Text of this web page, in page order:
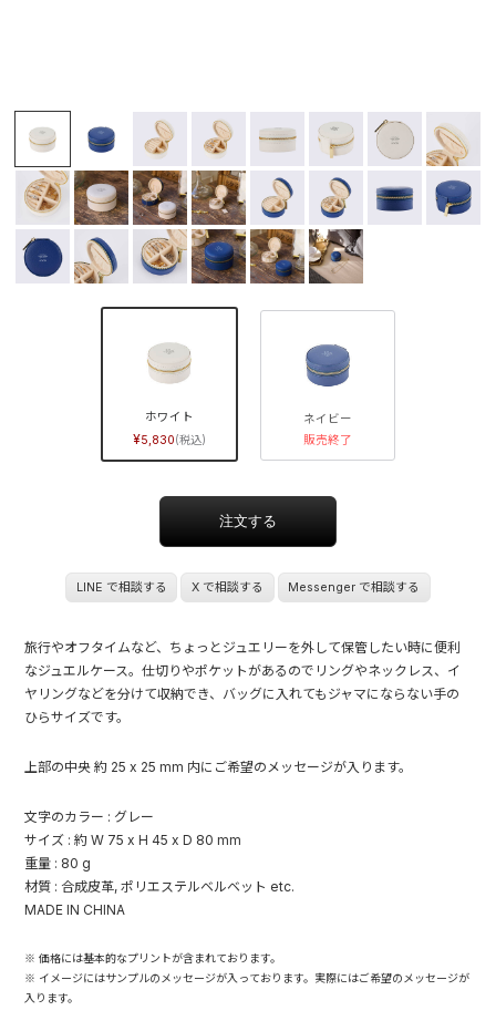
ホワイト
5,830
ネイビー
販売終了
LINE で相談する X で相談する Messenger で相談する
旅行やオフタイムなど、ちょっとジュエリーを外して保管したい時に便利
なジュエルケース。仕切りやポケットがあるのでリングやネックレス、イ
ヤリングなどを分けて収納でき、バッグに入れてもジャマにならない手の
ひらサイズです。
上部の中央 約 25 x 25 mm 内にご希望のメッセージが入ります。
文字のカラー : グレー
サイズ : 約 W 75 x H 45 x D 80 mm
重量 : 80 g
材質 : 合成皮革, ポリエステルベルベット etc.
MADE IN CHINA
※ 価格には基本的なプリントが含まれております。
※ イメージにはサンプルのメッセージが入っております。実際にはご希望のメッセージが
入ります。